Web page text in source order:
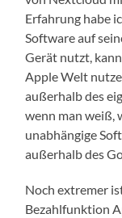
Erfahrung habe
Software auf
Gerät nutzt,
Apple Welt
außerhalb des
wenn man weiß,
unabhängige
außerhalb des
Noch extremer
Bezahlfunktion